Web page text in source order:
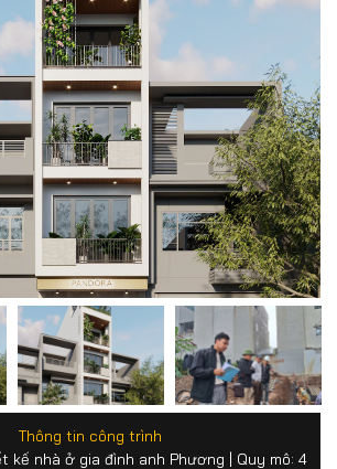
Thông tin công trình
kế nhà ở gia đình anh Phương | Quy mô: 4